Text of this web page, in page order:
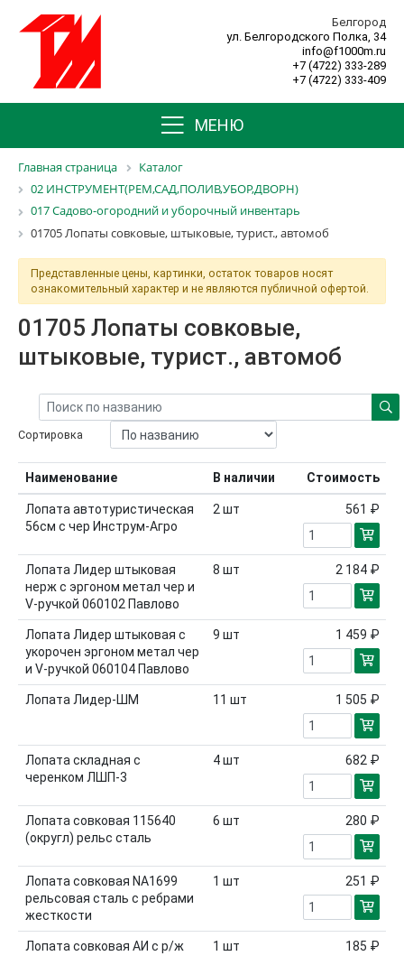
Белгород
ул. Белгородского Полка, 34
info@f1000m.ru
+7 (4722) 333-289
+7 (4722) 333-409
МЕНЮ
Главная страница
Каталог
02 ИНСТРУМЕНТ(РЕМ,САД,ПОЛИВ,УБОР,ДВОРН)
017 Садово-огородний и уборочный инвентарь
01705 Лопаты совковые, штыковые, турист., автомоб
Представленные цены, картинки, остаток товаров носят
ознакомительный характер и не являются публичной офертой.
01705 Лопаты совковые,
штыковые, турист., автомоб
Сортировка
Наименование В наличии Стоимость
Лопата автотуристическая
56см с чер Инструм-Агро
2 шт 561 ₽
Лопата Лидер штыковая
нерж с эргоном метал чер и
V-ручкой 060102 Павлово
8 шт 2 184 ₽
Лопата Лидер штыковая с
укорочен эргоном метал чер
и V-ручкой 060104 Павлово
9 шт 1 459 ₽
Лопата Лидер-ШМ 11 шт 1 505 ₽
Лопата складная с
черенком ЛШП-3
4шт 682 ₽
Лопата совковая 115640
(округл) рельс сталь
6 шт 280 ₽
Лопата совковая NA1699
рельсовая сталь с ребрами
жесткости
1 шт 251 ₽
Лопата совковая АИ с р/ж
1 шт 185 ₽